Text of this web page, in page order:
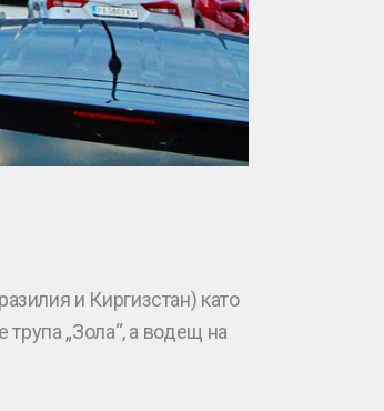
и Киргизстан) като
трупа „Зола“, а водещ на